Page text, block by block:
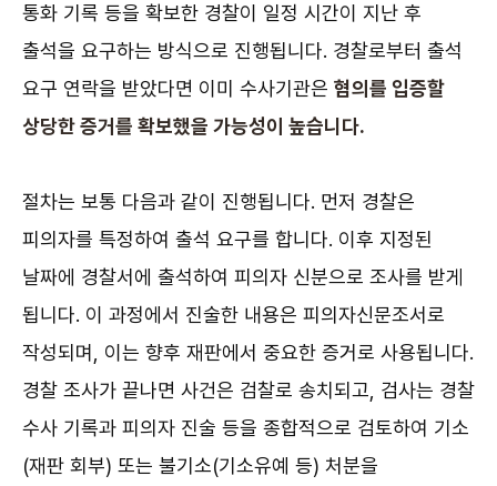
통화 기록 등을 확보한 경찰이 일정 시간이 지난 후
출석을 요구하는 방식으로 진행됩니다. 경찰로부터 출석
요구 연락을 받았다면 이미 수사기관은 혐의를 입증할
상당한 증거를 확보했을 가능성이 높습니다.
절차는 보통 다음과 같이 진행됩니다. 먼저 경찰은
피의자를 특정하여 출석 요구를 합니다. 이후 지정된
날짜에 경찰서에 출석하여 피의자 신분으로 조사를 받게
됩니다. 이 과정에서 진술한 내용은 피의자신문조서로
작성되며, 이는 향후 재판에서 중요한 증거로 사용됩니다.
경찰 조사가 끝나면 사건은 검찰로 송치되고, 검사는 경찰
수사 기록과 피의자 진술 등을 종합적으로 검토하여 기소
(재판 회부) 또는 불기소(기소유예 등) 처분을